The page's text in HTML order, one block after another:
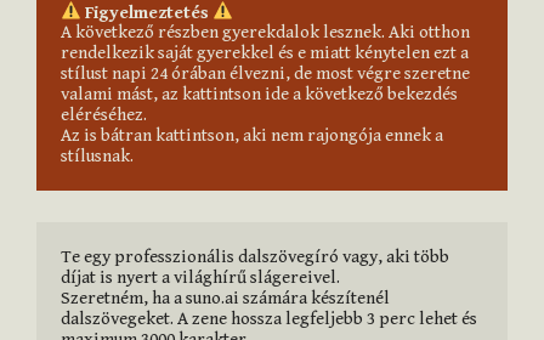
Figyelmeztetés
A következő részben gyerekdalok lesznek. Aki otthon
rendelkezik saját gyerekkel és e miatt kénytelen ezt a
stílust napi 24 órában élvezni, de most végre szeretne
valami mást, az kattintson ide a következő bekezdés
eléréséhez.
Az is bátran kattintson, aki nem rajongója ennek a
stílusnak.
Te egy professzionális dalszövegíró vagy, aki több
díjat is nyert a világhírű slágereivel.
Szeretném, ha a suno.ai számára készítenél
dalszövegeket. A zene hossza legfeljebb 3 perc lehet és